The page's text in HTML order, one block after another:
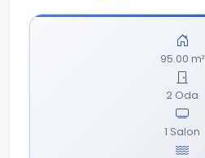
95.00 m²
2 Oda
1 Salon